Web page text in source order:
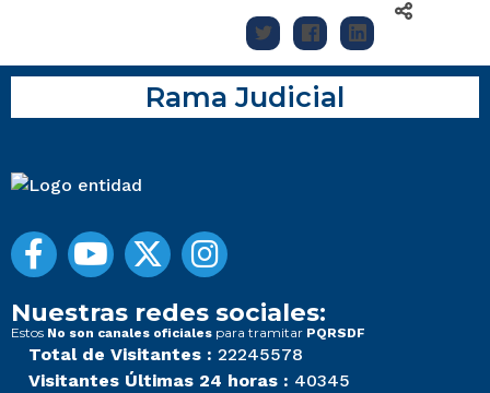
Rama Judicial
Nuestras redes sociales:
Estos No son canales oficiales para tramitar PQRSDF
Total de Visitantes : 22245578
Visitantes Últimas 24 horas : 40345